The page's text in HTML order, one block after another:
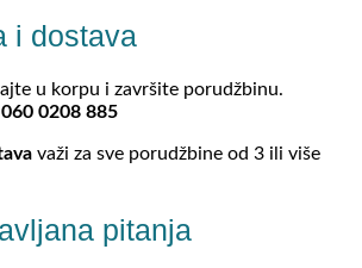
i dostava
u korpu i završite porudžbinu.
060 0208 885
važi za sve porudžbine od 3 ili više
pitanja